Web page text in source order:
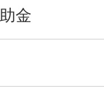
金